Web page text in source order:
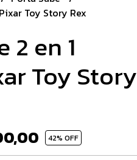
Toy Story Rex
2 en 1
Toy Story
42% OFF